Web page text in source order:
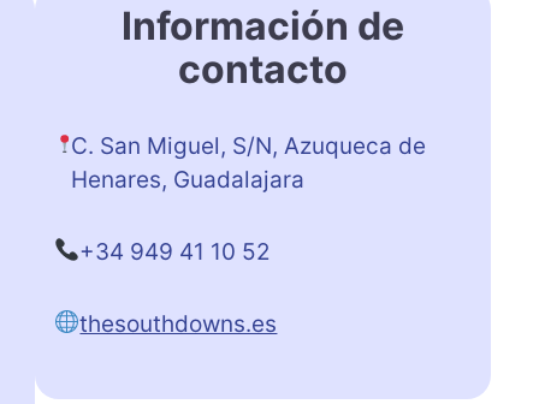
Información de
contacto
C. San Miguel, S/N, Azuqueca de
Henares, Guadalajara
+34 949 41 10 52
thesouthdowns.es